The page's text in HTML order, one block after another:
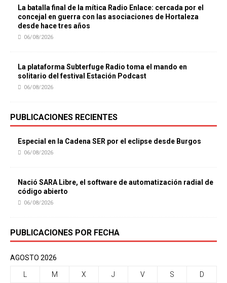
La batalla final de la mítica Radio Enlace: cercada por el
concejal en guerra con las asociaciones de Hortaleza
desde hace tres años
06/08/2026
La plataforma Subterfuge Radio toma el mando en
solitario del festival Estación Podcast
06/08/2026
PUBLICACIONES RECIENTES
Especial en la Cadena SER por el eclipse desde Burgos
06/08/2026
Nació SARA Libre, el software de automatización radial de
código abierto
06/08/2026
PUBLICACIONES POR FECHA
AGOSTO 2026
M X J V S D